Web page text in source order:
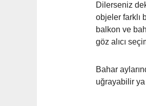
Dilerseniz
objeler farklı
balkon ve
göz alıcı
Bahar
uğrayabilir ya